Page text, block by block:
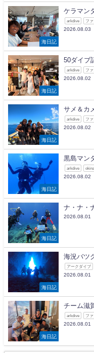
海日記
ケラマン
arkdive フ
2026.08.03
海日記
50ダイブ
arkdive フ
2026.08.02
海日記
サメ＆カ
arkdive フ
2026.08.02
海日記
黒島マン
arkdive
2026.08.02
海日記
ナ・ナ・
2026.08.01
海日記
海況バツ
アークダイブ
2026.08.01
海日記
チーム滋
arkdive フ
2026.08.01